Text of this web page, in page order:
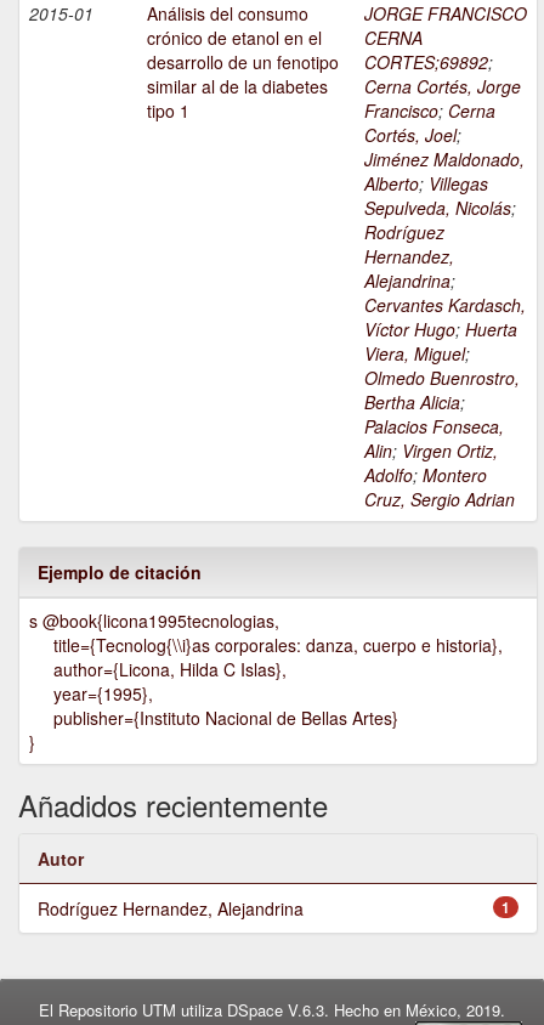
2015-01
Análisis del consumo
crónico de etanol en el
desarrollo de un fenotipo
similar al de la diabetes
tipo 1
JORGE FRANCISCO
CERNA
CORTES;69892;
Cerna Cortés, Jorge
Francisco; Cerna
Cortés, Joel;
Jiménez Maldonado,
Alberto; Villegas
Sepulveda, Nicolás;
Rodríguez
Hernandez,
Alejandrina;
Cervantes Kardasch,
Víctor Hugo; Huerta
Viera, Miguel;
Olmedo Buenrostro,
Bertha Alicia;
Palacios Fonseca,
Alin; Virgen Ortiz,
Adolfo; Montero
Cruz, Sergio Adrian
Ejemplo de citación
s @book{licona1995tecnologias,
title={Tecnolog{\\i}as corporales: danza, cuerpo e historia},
author={Licona, Hilda C Islas},
year={1995},
publisher={Instituto Nacional de Bellas Artes}
}
Añadidos recientemente
Autor
1
Rodríguez Hernandez, Alejandrina
El Repositorio UTM utiliza DSpace V.6.3. Hecho en México, 2019.